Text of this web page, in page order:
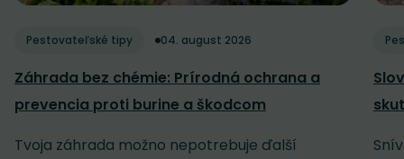
Pestovateľské tipy 04. august 2026
Záhrada bez chémie: Prírodná ochrana a
prevencia proti burine a škodcom
Tvoja záhrada možno nepotrebuje ďalší